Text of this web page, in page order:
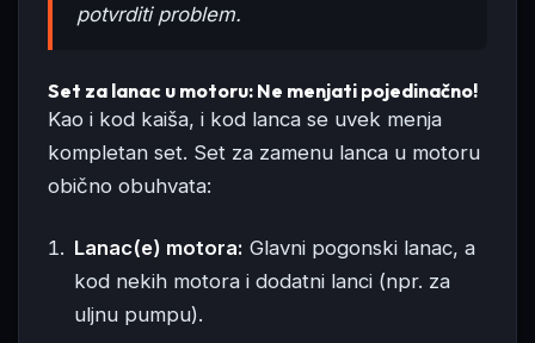
potvrditi problem.
Set za lanac u motoru: Ne menjati pojedinačno!
Kao i kod kaiša, i kod lanca se uvek menja
kompletan set. Set za zamenu lanca u motoru
obično obuhvata:
Lanac(e) motora: Glavni pogonski lanac, a
kod nekih motora i dodatni lanci (npr. za
uljnu pumpu).